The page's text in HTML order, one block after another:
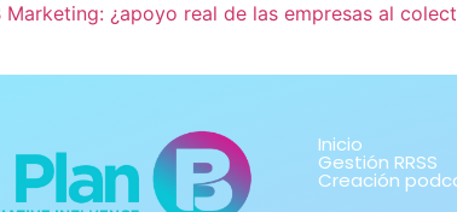
Marketing: ¿apoyo real de las empresas al
Inicio
Gestión RRSS
Creación